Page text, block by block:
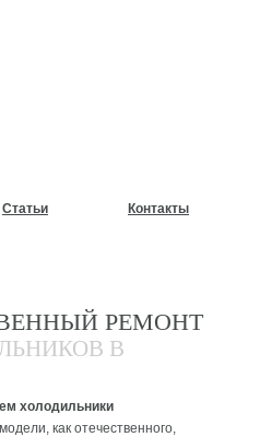
Статьи Контакты
РЕМОНТ
В
холодильники
как отечественного,